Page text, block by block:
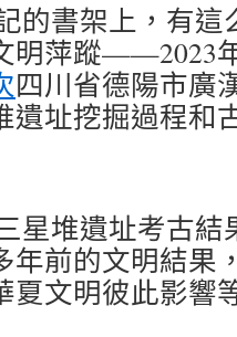
的書架上，有這
明萍蹤——2023
四川省德陽市廣
遺址挖掘過程和
星堆遺址考古
年前的文明結果
夏文明彼此影響